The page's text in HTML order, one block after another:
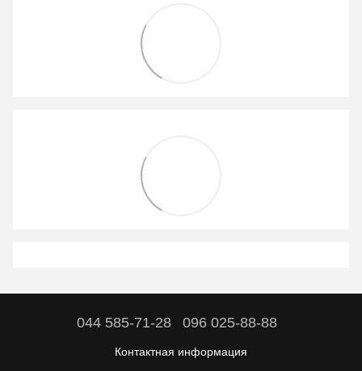
044 585-71-28 096 025-88-88
Контактная информация